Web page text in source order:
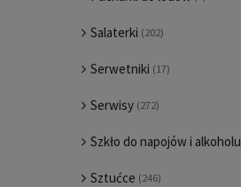
Salaterki (202)
Serwetniki (17)
Serwisy (272)
Szkło do napojów i alkoholu
Sztućce (246)